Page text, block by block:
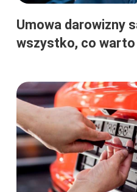
Umowa darowizny
wszystko, co warto